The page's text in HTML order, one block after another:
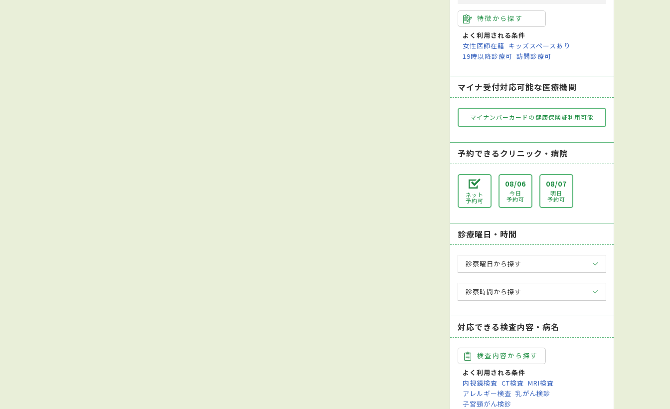
特徴から探す
よく利用される条件
女性医師在籍 キッズスペースあり
19時以降診療可 訪問診療可
マイナ受付対応可能な医療機関
マイナンバーカードの健康保険証利用可能
予約できるクリニック・病院
ネット
予約可
08/06
今日
予約可
08/07
明日
予約可
診療曜日・時間
診察曜日から探す
診察時間から探す
対応できる検査内容・病名
検査内容から探す
よく利用される条件
内視鏡検査 CT検査 MRI検査
アレルギー検査 乳がん検診
子宮頸がん検診